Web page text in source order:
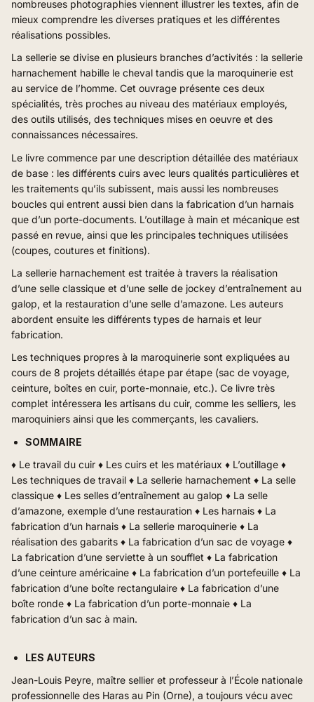
nombreuses photographies viennent illustrer les textes, afin de
mieux comprendre les diverses pratiques et les différentes
réalisations possibles.
La sellerie se divise en plusieurs branches d’activités : la sellerie
harnachement habille le cheval tandis que la maroquinerie est
au service de l’homme. Cet ouvrage présente ces deux
spécialités, très proches au niveau des matériaux employés,
des outils utilisés, des techniques mises en oeuvre et des
connaissances nécessaires.
Le livre commence par une description détaillée des matériaux
de base : les différents cuirs avec leurs qualités particulières et
les traitements qu’ils subissent, mais aussi les nombreuses
boucles qui entrent aussi bien dans la fabrication d’un harnais
que d’un porte-documents. L’outillage à main et mécanique est
passé en revue, ainsi que les principales techniques utilisées
(coupes, coutures et finitions).
La sellerie harnachement est traitée à travers la réalisation
d’une selle classique et d’une selle de jockey d’entraînement au
galop, et la restauration d’une selle d’amazone. Les auteurs
abordent ensuite les différents types de harnais et leur
fabrication.
Les techniques propres à la maroquinerie sont expliquées au
cours de 8 projets détaillés étape par étape (sac de voyage,
ceinture, boîtes en cuir, porte-monnaie, etc.). Ce livre très
complet intéressera les artisans du cuir, comme les selliers, les
maroquiniers ainsi que les commerçants, les cavaliers.
SOMMAIRE
♦ Le travail du cuir ♦ Les cuirs et les matériaux ♦ L’outillage ♦
Les techniques de travail ♦ La sellerie harnachement ♦ La selle
classique ♦ Les selles d’entraînement au galop ♦ La selle
d’amazone, exemple d’une restauration ♦ Les harnais ♦ La
fabrication d’un harnais ♦ La sellerie maroquinerie ♦ La
réalisation des gabarits ♦ La fabrication d’un sac de voyage ♦
La fabrication d’une serviette à un soufflet ♦ La fabrication
d’une ceinture américaine ♦ La fabrication d’un portefeuille ♦ La
fabrication d’une boîte rectangulaire ♦ La fabrication d’une
boîte ronde ♦ La fabrication d’un porte-monnaie ♦ La
fabrication d’un sac à main.
LES AUTEURS
Jean-Louis Peyre, maître sellier et professeur à l’École nationale
professionnelle des Haras au Pin (Orne), a toujours vécu avec